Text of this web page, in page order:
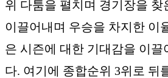
위 다툼을 펼치며 경기장을 찾
이끌어내며 우승을 차지한 이
은 시즌에 대한 기대감을 이끌
다. 여기에 종합순위 3위로 뒤